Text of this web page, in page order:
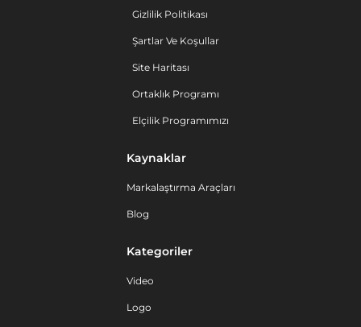
Gizlilik Politikası
Şartlar Ve Koşullar
Site Haritası
Ortaklık Programı
Elçilik Programımızı
Kaynaklar
Markalaştırma Araçları
Blog
Kategoriler
Video
Logo